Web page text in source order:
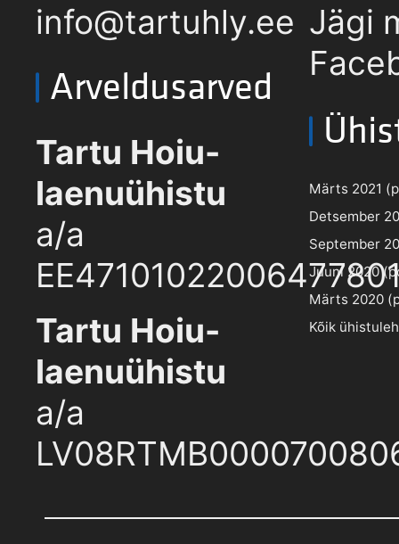
info@tartuhly.ee
Arveldusarved
Tartu Hoiu-
laenuühistu
a/a
Tartu Hoiu-
laenuühistu
a/a
Jägi
Märts 2021
Detsember
September
Juuni 2020
Märts 2020
Kõik